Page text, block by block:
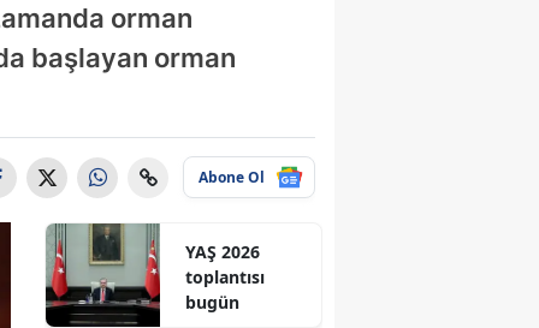
orman
başlayan orman
Abone Ol
YAŞ 2026
toplantısı
bugün